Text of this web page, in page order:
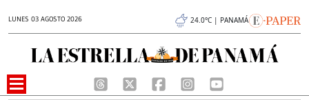
LUNES 03 AGOSTO 2026 24.0°C | PANAMÁ